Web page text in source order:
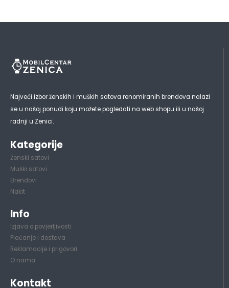
Najveći izbor ženskih i muških satova renomiranih brendova nalazi
se u našoj ponudi koju možete pogledati na web shopu ili u našoj
radnji u Zenici.
Kategorije
Ženski satovi
Muški satovi
Brendovi
Nakit
Info
Izjava o povjerljivosti
Plaćanje i dostava
Reklamacije i prigovori
O nama
Kontakt